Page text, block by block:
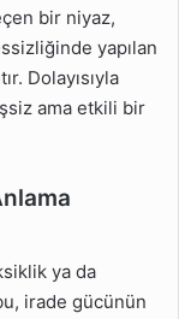
bir niyaz,
yapılan
Dolayısıyla
ama etkili bir
ya da
irade gücünün